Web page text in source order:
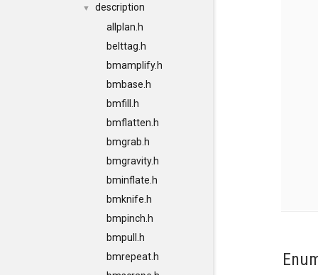
▼
description
allplan.h
belttag.h
bmamplify.h
bmbase.h
bmfill.h
bmflatten.h
bmgrab.h
bmgravity.h
bminflate.h
bmknife.h
bmpinch.h
bmpull.h
bmrepeat.h